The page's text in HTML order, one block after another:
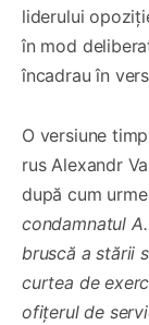
liderului
în mod
încadrau în
O versiune
rus Alexandr
după cum
condamnatul
bruscă a stării
curtea de
ofițerul de